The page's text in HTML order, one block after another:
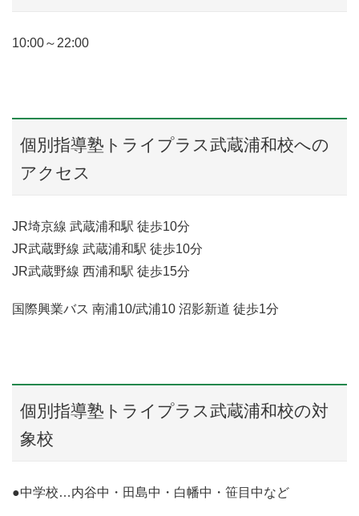
10:00～22:00
個別指導塾トライプラス武蔵浦和校への
アクセス
JR埼京線 武蔵浦和駅 徒歩10分
JR武蔵野線 武蔵浦和駅 徒歩10分
JR武蔵野線 西浦和駅 徒歩15分
国際興業バス 南浦10/武浦10 沼影新道 徒歩1分
個別指導塾トライプラス武蔵浦和校の対
象校
●中学校…内谷中・田島中・白幡中・笹目中など